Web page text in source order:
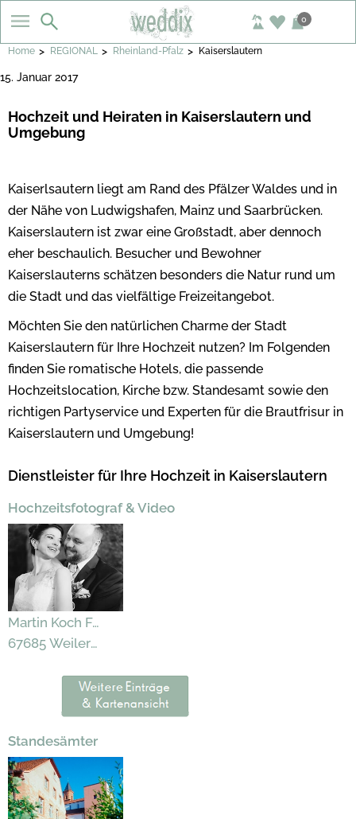
0
Home > REGIONAL > Rheinland-Pfalz > Kaiserslautern
15. Januar 2017
Hochzeit und Heiraten in Kaiserslautern und
Umgebung
Kaiserlsautern liegt am Rand des Pfälzer Waldes und in
der Nähe von Ludwigshafen, Mainz und Saarbrücken.
Kaiserslautern ist zwar eine Großstadt, aber dennoch
eher beschaulich. Besucher und Bewohner
Kaiserslauterns schätzen besonders die Natur rund um
die Stadt und das vielfältige Freizeitangebot.
Möchten Sie den natürlichen Charme der Stadt
Kaiserslautern für Ihre Hochzeit nutzen? Im Folgenden
finden Sie romatische Hotels, die passende
Hochzeitslocation, Kirche bzw. Standesamt sowie den
richtigen Partyservice und Experten für die Brautfrisur in
Kaiserslautern und Umgebung!
Dienstleister für Ihre Hochzeit in Kaiserslautern
Hochzeitsfotograf & Video
Martin Koch Fotografie
67685 Weilerbach
Standesämter